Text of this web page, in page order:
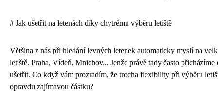
# Jak ušetřit na letenách díky chytrému výběru letiště
Většina z nás při hledání levných letenek automaticky myslí na
letiště. Praha, Vídeň, Mnichov... Jenže právě tady často přicházíme
ušetřit. Co když vám prozradím, že trocha flexibility při výběru
opravdu zajímavou částku?